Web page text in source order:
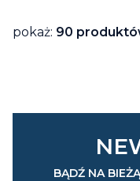
pokaż: 90
BĄDŹ NA